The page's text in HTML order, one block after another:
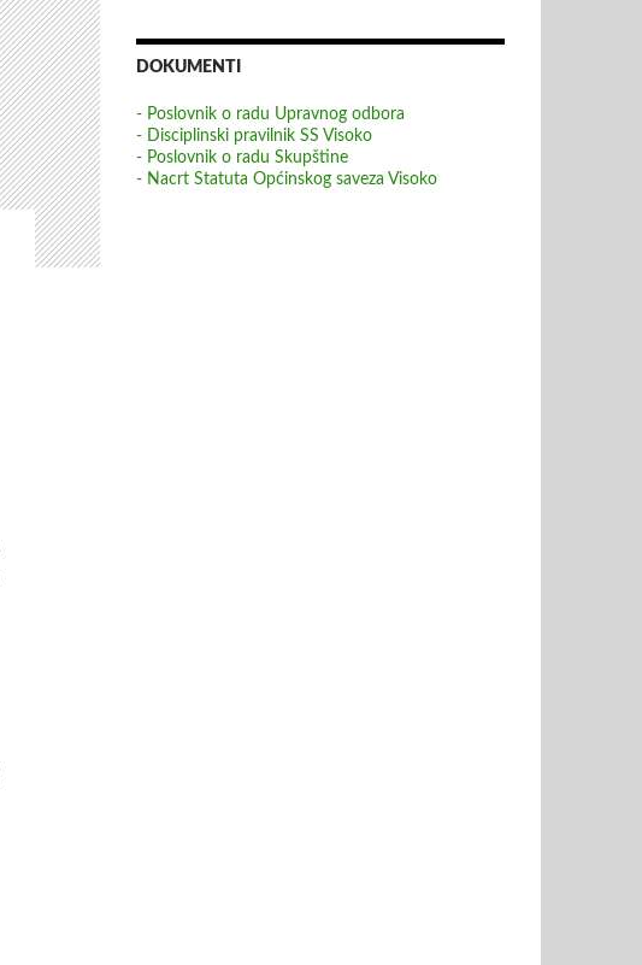
DOKUMENTI
- Poslovnik o radu Upravnog odbora
- Disciplinski pravilnik SS Visoko
- Poslovnik o radu Skupštine
- Nacrt Statuta Općinskog saveza Visoko